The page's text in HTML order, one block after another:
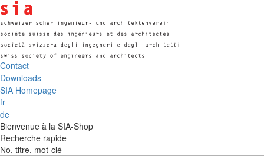
Contact
Downloads
SIA Homepage
fr
de
Bienvenue à la SIA-Shop
Recherche rapide
No, titre, mot-clé